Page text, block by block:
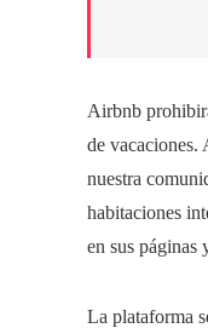
Airbnb
de
nuestra
habitaciones
en sus páginas
La plataforma